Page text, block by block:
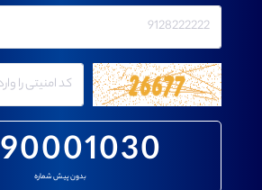
90001030
بدون پیش شماره